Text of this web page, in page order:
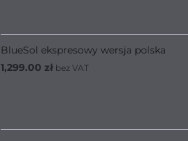
BlueSol ekspresowy wersja polska
1,299.00 zł bez VAT